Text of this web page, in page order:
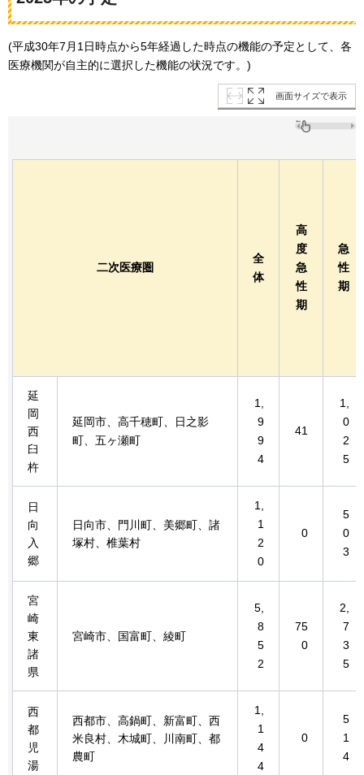
(平成30年7月1日時点から5年経過した時点の機能の予定として、各
医療機関が自主的に選択した機能の状況です。)
画面サイズで表示
二次医療圏
全
体
高
度
急
性
期
急
性
期
延
岡
西
臼
杵
延岡市、高千穂町、日之影
町、五ヶ瀬町
1,
9
9
4
41
1,
0
2
5
日
向
入
郷
日向市、門川町、美郷町、諸
塚村、椎葉村
1,
1
2
0
0
5
0
3
宮
崎
東
諸
県
宮崎市、国富町、綾町
5,
8
5
2
75
0
2,
7
3
5
西
都
児
湯
西都市、高鍋町、新富町、西
米良村、木城町、川南町、都
農町
1,
1
4
4
0
5
1
4